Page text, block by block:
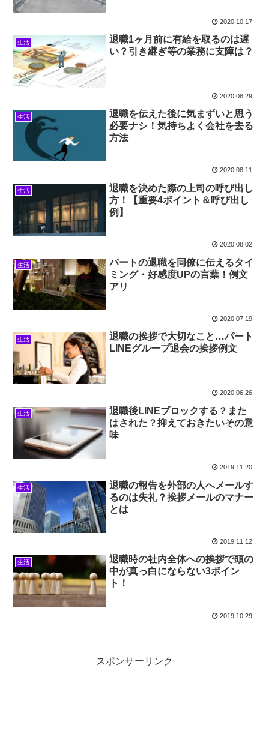
2020.10.17
生活
退職1ヶ月前に有給を取るのは遅
い？引き継ぎ等の業務に支障は？
2020.08.29
生活
退職を伝えた後に気まずいと思う
必要ナシ！気持ちよく会社を去る
方法
2020.08.11
生活
退職を決めた際の上司の呼び出し
方！【重要4ポイント＆呼び出し
例】
2020.08.02
生活
パートの退職を同僚に伝えるタイ
ミング・好感度UPの言葉！例文
アリ
2020.07.19
生活
退職の挨拶で大切なこと…パート
LINEグループ退会の挨拶例文
2020.06.26
生活
退職後LINEブロックする？また
はされた？抑えておきたいその意
味
2019.11.20
生活
退職の報告を外部の人へメールす
るのは失礼？挨拶メールのマナー
とは
2019.11.12
生活
退職時の社内全体への挨拶で頭の
中が真っ白にならない3ポイン
ト！
2019.10.29
スポンサーリンク